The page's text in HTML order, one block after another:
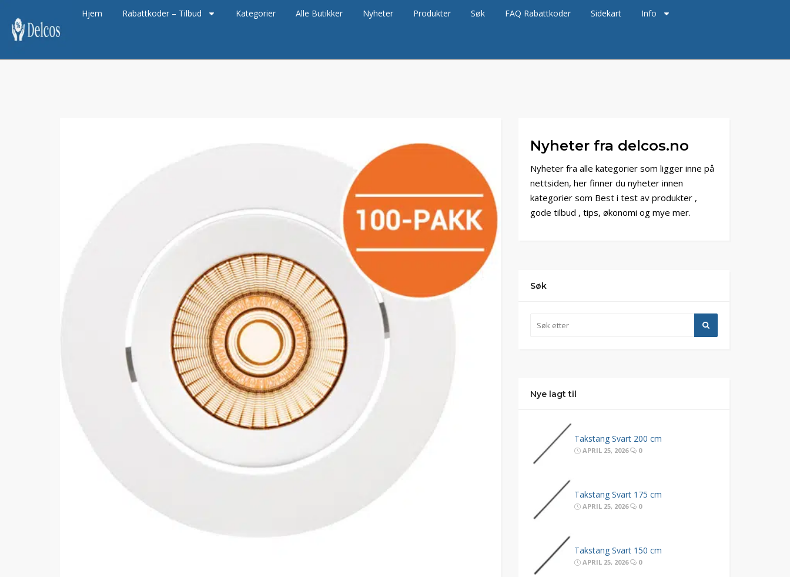
Hjem Rabattkoder – Tilbud Kategorier Alle Butikker Nyheter Produkter Søk FAQ Rabattkoder Sidekart Info
Nyheter fra delcos.no
Nyheter fra alle kategorier som ligger inne på
nettsiden, her finner du nyheter innen
kategorier som Best i test av produkter ,
gode tilbud , tips, økonomi og mye mer.
Søk
Nye lagt til
Takstang Svart 200 cm
APRIL 25, 2026 0
Takstang Svart 175 cm
APRIL 25, 2026 0
Takstang Svart 150 cm
APRIL 25, 2026 0